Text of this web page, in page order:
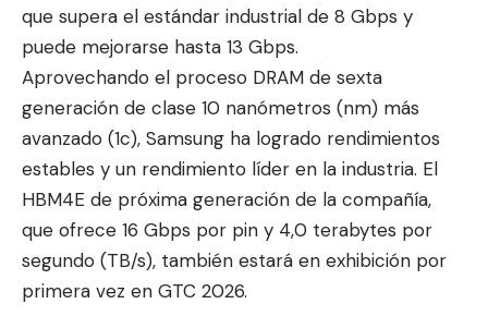
que supera el estándar industrial de 8 Gbps y
puede mejorarse hasta 13 Gbps.
Aprovechando el proceso DRAM de sexta
generación de clase 10 nanómetros (nm) más
avanzado (1c), Samsung ha logrado rendimientos
estables y un rendimiento líder en la industria. El
HBM4E de próxima generación de la compañía,
que ofrece 16 Gbps por pin y 4,0 terabytes por
segundo (TB/s), también estará en exhibición por
primera vez en GTC 2026.